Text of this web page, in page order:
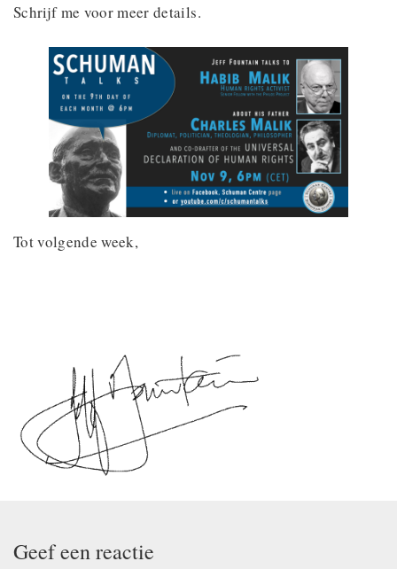
Schrijf me voor meer details.
Tot volgende week,
Geef een reactie